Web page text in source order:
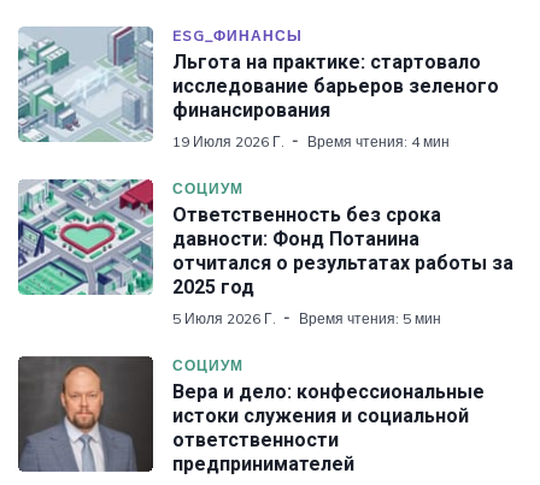
ESG_ФИНАНСЫ
Льгота на практике: стартовало
исследование барьеров зеленого
финансирования
19 Июля 2026 Г. Время чтения: 4 мин
СОЦИУМ
Ответственность без срока
давности: Фонд Потанина
отчитался о результатах работы за
2025 год
5 Июля 2026 Г. Время чтения: 5 мин
СОЦИУМ
Вера и дело: конфессиональные
истоки служения и социальной
ответственности
предпринимателей